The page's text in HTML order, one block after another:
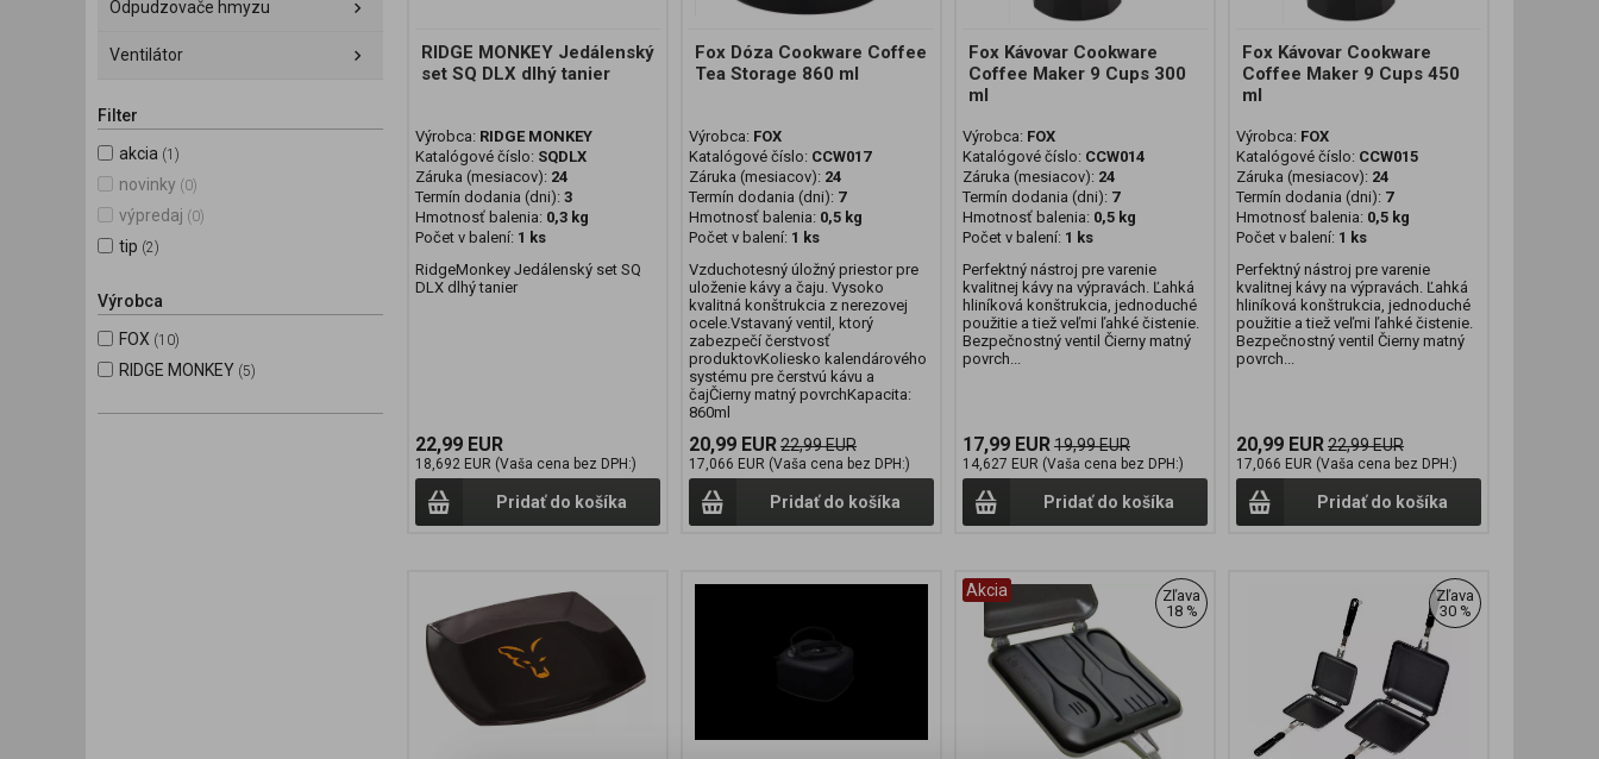
Odpudzovače hmyzu
Ventilátor
Filter
akcia (1)
novinky (0)
výpredaj (0)
tip (2)
Výrobca
FOX (10)
RIDGE MONKEY (5)
RIDGE MONKEY Jedálenský
set SQ DLX dlhý tanier
Výrobca: RIDGE MONKEY
Katalógové číslo: SQDLX
Záruka (mesiacov): 24
Termín dodania (dni): 3
Hmotnosť balenia: 0,3 kg
Počet v balení: 1 ks
RidgeMonkey Jedálenský set SQ
DLX dlhý tanier
22,99 EUR
18,692 EUR (Vaša cena bez DPH:)
Pridať do košíka
Fox Dóza Cookware Coffee
Tea Storage 860 ml
Výrobca: FOX
Katalógové číslo: CCW017
Záruka (mesiacov): 24
Termín dodania (dni): 7
Hmotnosť balenia: 0,5 kg
Počet v balení: 1 ks
Vzduchotesný úložný priestor pre
uloženie kávy a čaju. Vysoko
kvalitná konštrukcia z nerezovej
ocele.Vstavaný ventil, ktorý
zabezpečí čerstvosť
produktovKoliesko kalendárového
systému pre čerstvú kávu a
čajČierny matný povrchKapacita:
860ml
20,99 EUR22,99 EUR
17,066 EUR (Vaša cena bez DPH:)
Pridať do košíka
Fox Kávovar Cookware
Coffee Maker 9 Cups 300
ml
Výrobca: FOX
Katalógové číslo: CCW014
Záruka (mesiacov): 24
Termín dodania (dni): 7
Hmotnosť balenia: 0,5 kg
Počet v balení: 1 ks
Perfektný nástroj pre varenie
kvalitnej kávy na výpravách. Ľahká
hliníková konštrukcia, jednoduché
použitie a tiež veľmi ľahké čistenie.
Bezpečnostný ventil Čierny matný
povrch...
17,99 EUR19,99 EUR
14,627 EUR (Vaša cena bez DPH:)
Pridať do košíka
Fox Kávovar Cookware
Coffee Maker 9 Cups 450
ml
Výrobca: FOX
Katalógové číslo: CCW015
Záruka (mesiacov): 24
Termín dodania (dni): 7
Hmotnosť balenia: 0,5 kg
Počet v balení: 1 ks
Perfektný nástroj pre varenie
kvalitnej kávy na výpravách. Ľahká
hliníková konštrukcia, jednoduché
použitie a tiež veľmi ľahké čistenie.
Bezpečnostný ventil Čierny matný
povrch...
20,99 EUR22,99 EUR
17,066 EUR (Vaša cena bez DPH:)
Pridať do košíka
Akcia
Zľava
18 %
Zľava
30 %